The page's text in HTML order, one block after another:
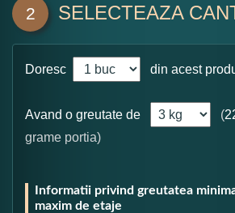
2 SELECTEAZA
Doresc din acest
Avand o greutate de (
grame portia)
Informatii privind greutatea
maxim de etaje